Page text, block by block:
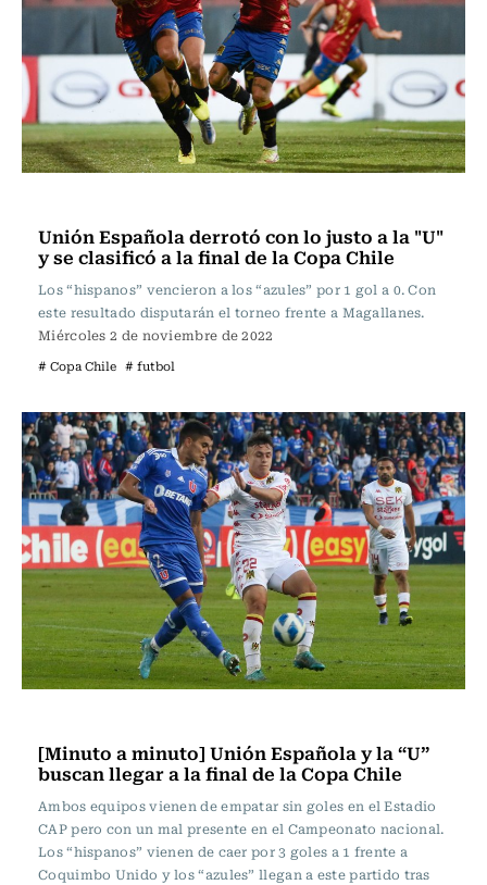
Unión Española derrotó con lo justo a la "U"
y se clasificó a la final de la Copa Chile
Los “hispanos” vencieron a los “azules” por 1 gol a 0. Con
este resultado disputarán el torneo frente a Magallanes.
Miércoles 2 de noviembre de 2022
# Copa Chile # futbol
[Minuto a minuto] Unión Española y la “U”
buscan llegar a la final de la Copa Chile
Ambos equipos vienen de empatar sin goles en el Estadio
CAP pero con un mal presente en el Campeonato nacional.
Los “hispanos” vienen de caer por 3 goles a 1 frente a
Coquimbo Unido y los “azules” llegan a este partido tras